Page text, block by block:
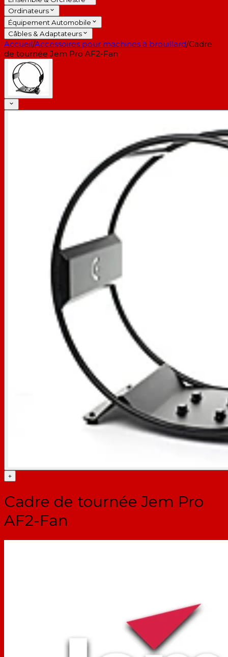
Ordinateurs
Équipement Automobile
Câbles & Adaptateurs
Accueil/Accessoires pour machines à brouillard/Cadre
de tournée Jem Pro AF2-Fan
+
Cadre de tournée Jem Pro
AF2-Fan